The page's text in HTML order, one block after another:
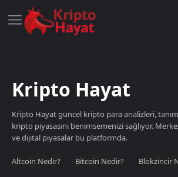
Kripto Hayat
Kripto Hayat güncel kripto para analizleri,
kripto piyasasını benimsemenizi sağlıyor.
ve dijital piyasalar bu platformda.
Altcoin Nedir? Bitcoin Nedir? Blokzincir